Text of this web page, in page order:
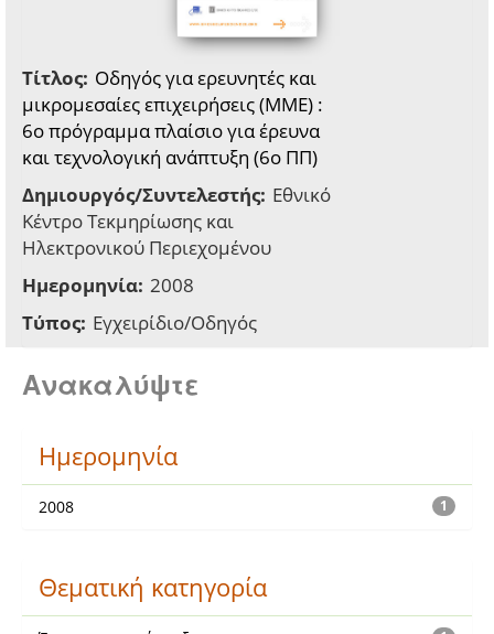
Τίτλος: Οδηγός για ερευνητές και
μικρομεσαίες επιχειρήσεις (ΜΜΕ) :
6o πρόγραμμα πλαίσιο για έρευνα
και τεχνολογική ανάπτυξη (6ο ΠΠ)
Δημιουργός/Συντελεστής: Εθνικό
Κέντρο Τεκμηρίωσης και
Ηλεκτρονικού Περιεχομένου
Ημερομηνία: 2008
Τύπος: Εγχειρίδιο/Οδηγός
Ανακαλύψτε
Ημερομηνία
1
2008
Θεματική κατηγορία